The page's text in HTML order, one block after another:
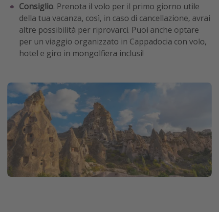
Consiglio. Prenota il volo per il primo giorno utile
della tua vacanza, così, in caso di cancellazione, avrai
altre possibilità per riprovarci. Puoi anche optare
per un viaggio organizzato in Cappadocia con volo,
hotel e giro in mongolfiera inclusi!